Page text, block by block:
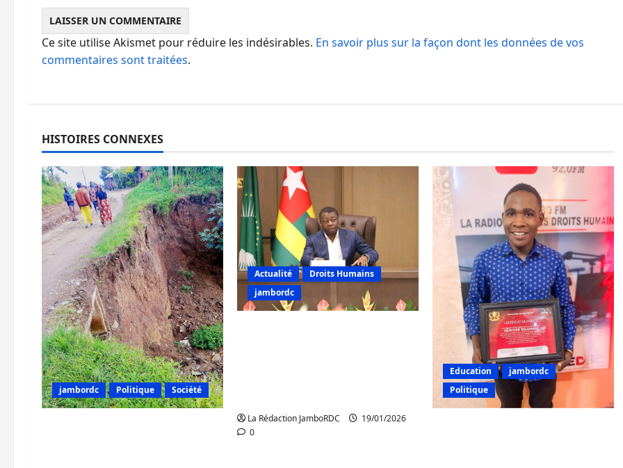
Ce site utilise Akismet pour réduire les indésirables. En savoir plus sur la façon dont les données de vos
commentaires sont traitées.
HISTOIRES CONNEXES
jambordc Politique Société
Actualité
Droits Humains
jambordc
La Rédaction JamboRDC
19/01/2026
0
Education
jambordc
Politique